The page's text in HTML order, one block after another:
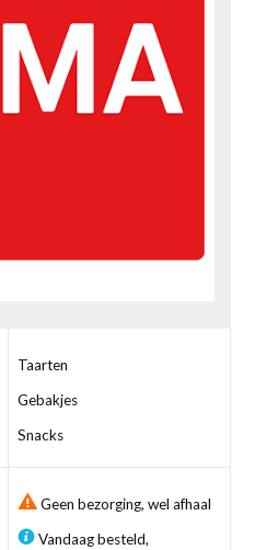
Taarten
Gebakjes
Snacks
Geen bezorging, wel afhaal
Vandaag besteld,